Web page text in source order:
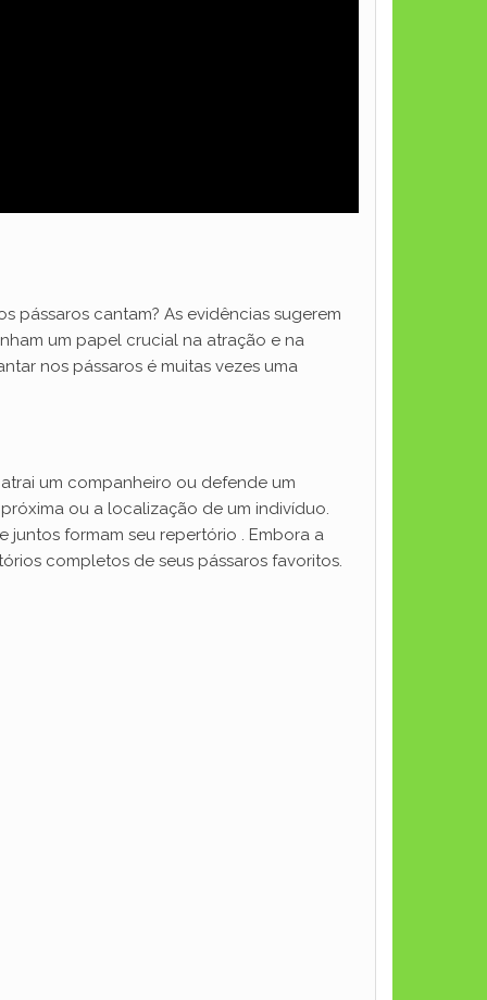
pássaros cantam? As evidências sugerem
um papel crucial na atração e na
nos pássaros é muitas vezes uma
um companheiro ou defende um
ou a localização de um indivíduo.
formam seu repertório . Embora a
completos de seus pássaros favoritos.